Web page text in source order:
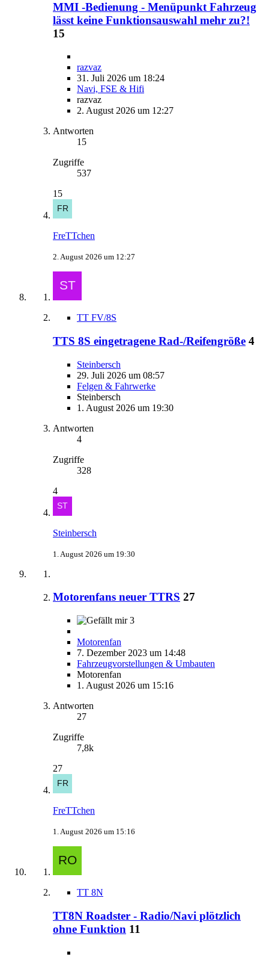
MMI -Bedienung - Menüpunkt Fahrzeug
lässt keine Funktionsauswahl mehr zu?!
15
razvaz
31. Juli 2026 um 18:24
Navi, FSE & Hifi
razvaz
2. August 2026 um 12:27
Antworten
15
Zugriffe
537
15
FreTTchen
2. August 2026 um 12:27
TT FV/8S
TTS 8S eingetragene Rad-/Reifengröße 4
Steinbersch
29. Juli 2026 um 08:57
Felgen & Fahrwerke
Steinbersch
1. August 2026 um 19:30
Antworten
4
Zugriffe
328
4
Steinbersch
1. August 2026 um 19:30
Motorenfans neuer TTRS 27
3
Motorenfan
7. Dezember 2023 um 14:48
Fahrzeugvorstellungen & Umbauten
Motorenfan
1. August 2026 um 15:16
Antworten
27
Zugriffe
7,8k
27
FreTTchen
1. August 2026 um 15:16
TT 8N
TT8N Roadster - Radio/Navi plötzlich
ohne Funktion 11